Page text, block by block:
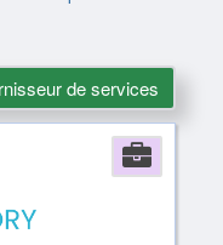
de services